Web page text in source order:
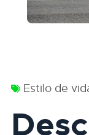
Estilo de